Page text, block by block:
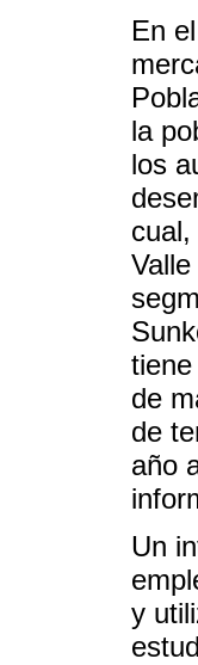
En
la
los
de
de
año
Un
y